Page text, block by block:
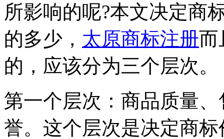
所影响的呢?本文决定商
的多少， 太原商标注册而
的，应该分为三个层次。
第一个层次：商品质量
誉。这个层次是决定商